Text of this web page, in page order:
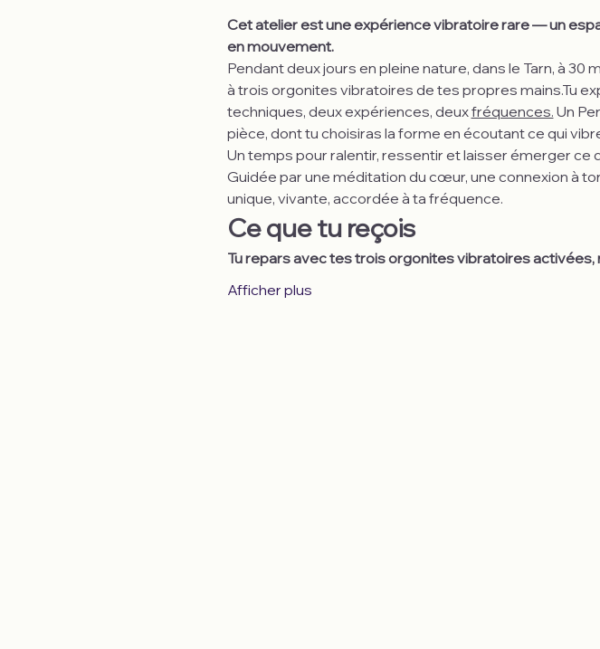
Cet atelier est une expérience vibratoire rare — un
en mouvement.
Pendant deux jours en pleine nature, dans le Tarn, à
à trois orgonites vibratoires de tes propres mains.Tu
techniques, deux expériences, deux fréquences. Un
pièce, dont tu choisiras la forme en écoutant ce qui
Un temps pour ralentir, ressentir et laisser émerger ce
Guidée par une méditation du cœur, une connexion à
unique, vivante, accordée à ta fréquence.
Ce que tu reçois
Tu repars avec tes trois orgonites vibratoires activées,
Afficher plus